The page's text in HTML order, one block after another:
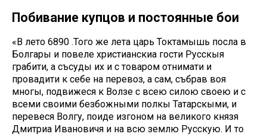
Побивание купцов и постоянные бои
«В лето 6890 .Того же лета царь Токтамышь посла в
Болгары и повеле христианскиа гости Русскыя
грабити, а съсуды их и с товаром отнимати и
провадити к себе на перевоз, а сам, събрав воя
многы, подвижеся к Волзе с всею силою своею и с
всеми своими безбожными полкы Татарскыми, и
перевеся Волгу, поиде изгоном на великого князя
Дмитриа Ивановичя и на всю землю Русскую. И то